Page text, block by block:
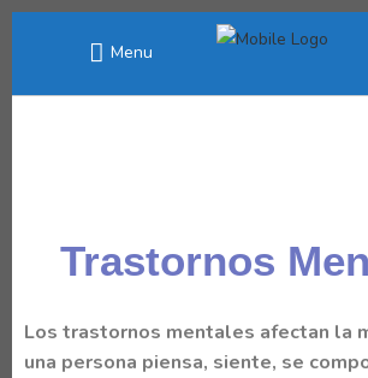
Menu
Trastornos
Los trastornos mentales afectan la
una persona piensa, siente, se